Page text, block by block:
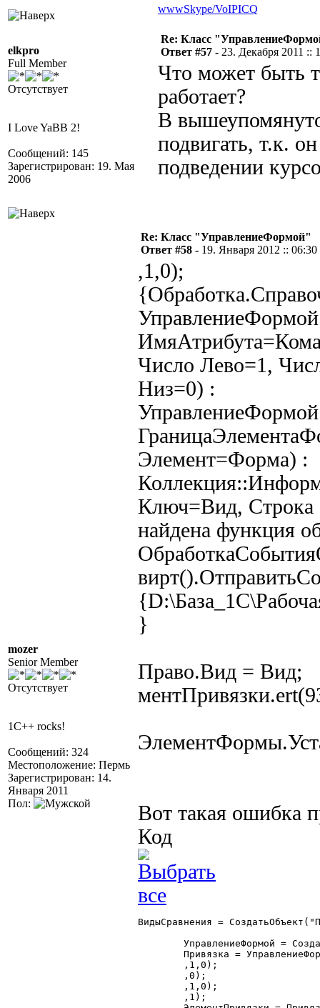
wwwSkype/VoIPICQ
elkpro
Full Member
Отсутствует
I Love YaBB 2!
Сообщений: 145
Зарегистрирован: 19. Мая
2006
Re: Класс
Ответ #57 - 23. Декабря 2011 ::
Что может быть
работает?
В
подвигать, т.к.
подведении
mozer
Senior Member
Отсутствует
1C++ rocks!
Сообщений: 324
Местоположение: Пермь
Зарегистрирован: 14.
Января 2011
Пол:
Re: Класс "УправлениеФормой"
Ответ #58 - 19. Января 2012 :: 06:30
,1,0);
Число Лево=1,
Низ=0) :
Элемент=Форма) :
Ключ=Вид,
найдена функция
}
Право.Вид = Вид;
Вот такая ошибка
Код
ВидыСравнения =